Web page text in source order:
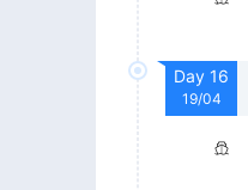
Day 16
19/04